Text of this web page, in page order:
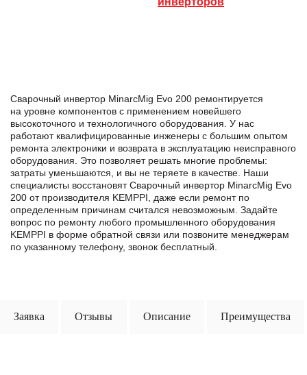
Сварочный инвертор MinarcMig Evo 200 ремонтируется
на уровне компонентов с применением новейшего
высокоточного и технологичного оборудования. У нас
работают квалифицированные инженеры с большим опытом
ремонта электроники и возврата в эксплуатацию неисправного
оборудования. Это позволяет решать многие проблемы:
затраты уменьшаются, и вы не теряете в качестве. Наши
специалисты восстановят Сварочный инвертор MinarcMig Evo
200 от производителя KEMPPI, даже если ремонт по
определенным причинам считался невозможным. Задайте
вопрос по ремонту любого промышленного оборудования
KEMPPI в формe обратной связи или позвоните менеджерам
по указанному телефону, звонок бесплатный.
Заявка Отзывы Описание Преимущества